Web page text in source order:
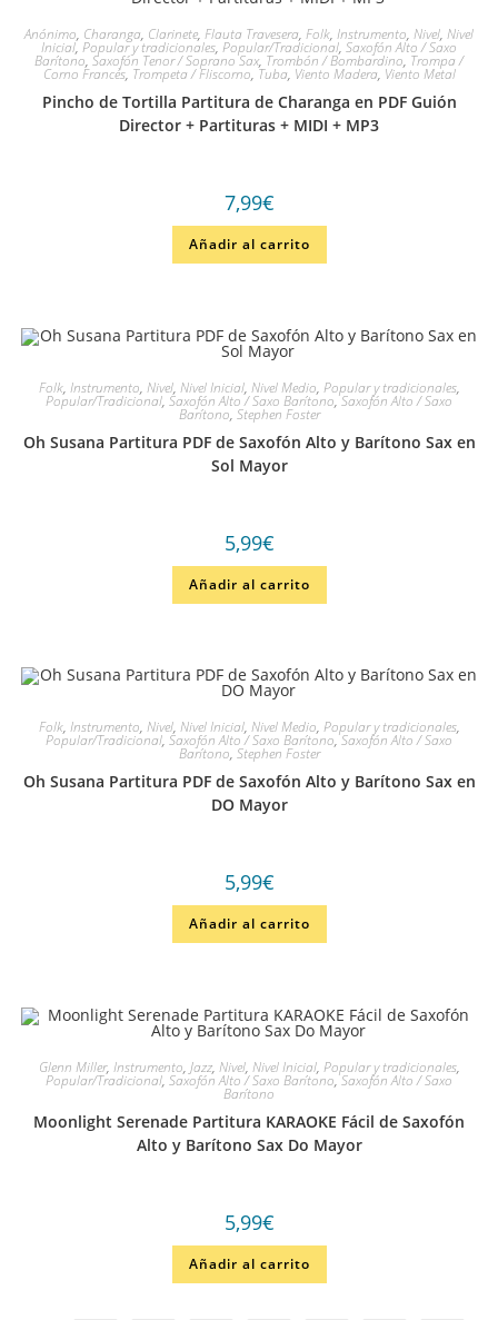
Anónimo, Charanga, Clarinete, Flauta Travesera, Folk, Instrumento, Nivel, Nivel
Inicial, Popular y tradicionales, Popular/Tradicional, Saxofón Alto / Saxo
Barítono, Saxofón Tenor / Soprano Sax, Trombón / Bombardino, Trompa /
Corno Francés, Trompeta / Fliscorno, Tuba, Viento Madera, Viento Metal
Pincho de Tortilla Partitura de Charanga en PDF Guión
Director + Partituras + MIDI + MP3
7,99€
Añadir al carrito
Folk, Instrumento, Nivel, Nivel Inicial, Nivel Medio, Popular y tradicionales,
Popular/Tradicional, Saxofón Alto / Saxo Barítono,Saxofón Alto / Saxo
Barítono, Stephen Foster
Oh Susana Partitura PDF de Saxofón Alto y Barítono Sax en
Sol Mayor
5,99€
Añadir al carrito
Folk, Instrumento, Nivel, Nivel Inicial, Nivel Medio, Popular y tradicionales,
Popular/Tradicional, Saxofón Alto / Saxo Barítono,Saxofón Alto / Saxo
Barítono, Stephen Foster
Oh Susana Partitura PDF de Saxofón Alto y Barítono Sax en
DO Mayor
5,99€
Añadir al carrito
Glenn Miller, Instrumento, Jazz, Nivel, Nivel Inicial, Popular y tradicionales,
Popular/Tradicional, Saxofón Alto / Saxo Barítono,Saxofón Alto / Saxo
Barítono
Moonlight Serenade Partitura KARAOKE Fácil de Saxofón
Alto y Barítono Sax Do Mayor
5,99€
Añadir al carrito